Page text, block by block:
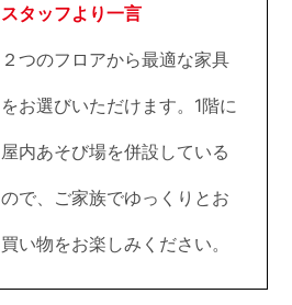
スタッフより一言
２つのフロアから最適な家具
をお選びいただけます。1階に
屋内あそび場を併設している
ので、ご家族でゆっくりとお
買い物をお楽しみください。